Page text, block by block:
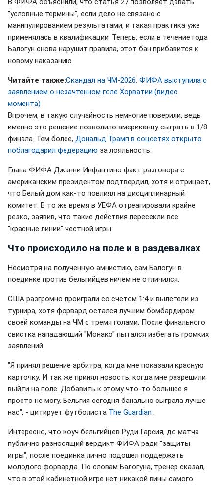
"условные термины", если дело не связано с
манипулированием результатами, и такая практика уже
применялась в квалификации. Теперь, если в течение года
Балогун снова нарушит правила, этот бан прибавится к
новому наказанию.
Читайте также:Скандал на ЧМ-2026: ФИФА выступила с
заявлением о незачтенном голе Хорватии (видео
момента)
Впрочем, в такую случайность немногие поверили, ведь
именно это решение позволило американцу сыграть в 1/8
финала. Тем более, Дональд Трамп в соцсетях открыто
поблагодарил федерацию за лояльность.
Глава ФИФА Джанни Инфантино факт разговора с
американским президентом подтвердил, хотя и отрицает,
что Белый дом как-то повлиял на дисциплинарный
комитет. В то же время в УЕФА отреагировали крайне
резко, заявив, что такие действия пересекли все
"красные линии" честной игры.
Что происходило на поле и в раздевалках
Несмотря на полученную амнистию, сам Балогун в
поединке против бельгийцев ничем не отличился.
США разгромно проиграли со счетом 1:4 и вылетели из
турнира, хотя форвард остался лучшим бомбардиром
своей команды на ЧМ с тремя голами. После финального
свистка нападающий "Монако" пытался избегать громких
заявлений.
"Я принял решение арбитра, когда мне показали красную
карточку. И так же принял новость, когда мне разрешили
выйти на поле. Добавить к этому что-то большее я
просто не могу. Бельгия сегодня банально сыграла лучше
нас", - цитирует футболиста The Guardian
Интересно, что коуч бельгийцев Руди Гарсия, до матча
публично разносящий вердикт ФИФА ради "защиты
игры", после поединка лично подошел поддержать
молодого форварда. По словам Балогуна, тренер сказал,
что в этой кабинетной игре нет никакой вины самого